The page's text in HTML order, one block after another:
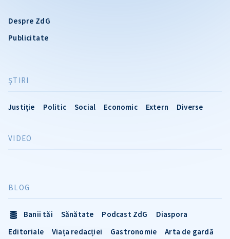
Despre ZdG
Publicitate
ŞTIRI
Justiție Politic Social Economic Extern Diverse
VIDEO
BLOG
Banii tăi Sănătate Podcast ZdG
Diaspora
Editoriale
Viața redacției Gastronomie
Arta de gardă